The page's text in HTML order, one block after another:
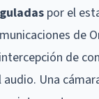
por el
de
de
Una